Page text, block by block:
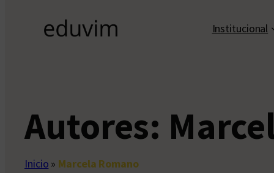
Institucional
Autores:
Inicio » Marcela Romano